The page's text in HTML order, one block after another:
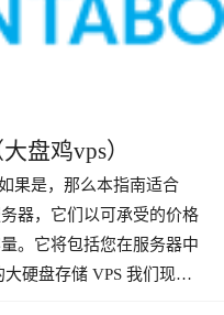
盘鸡vps）
果是，那么本指南适合
器，它们以可承受的价格
。它将包括您在服务器中
大硬盘存储 VPS 我们现…